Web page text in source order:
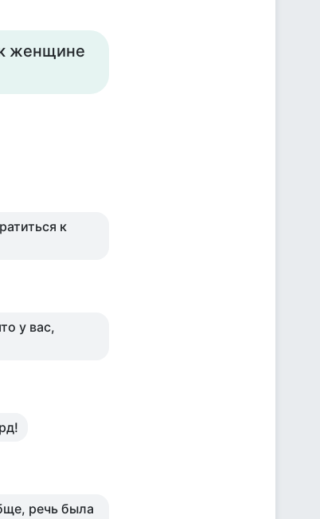
женщине
к
у вас,
речь была